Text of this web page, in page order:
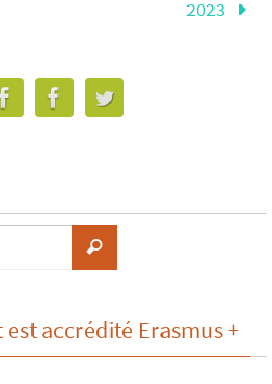
2023
accrédité Erasmus +